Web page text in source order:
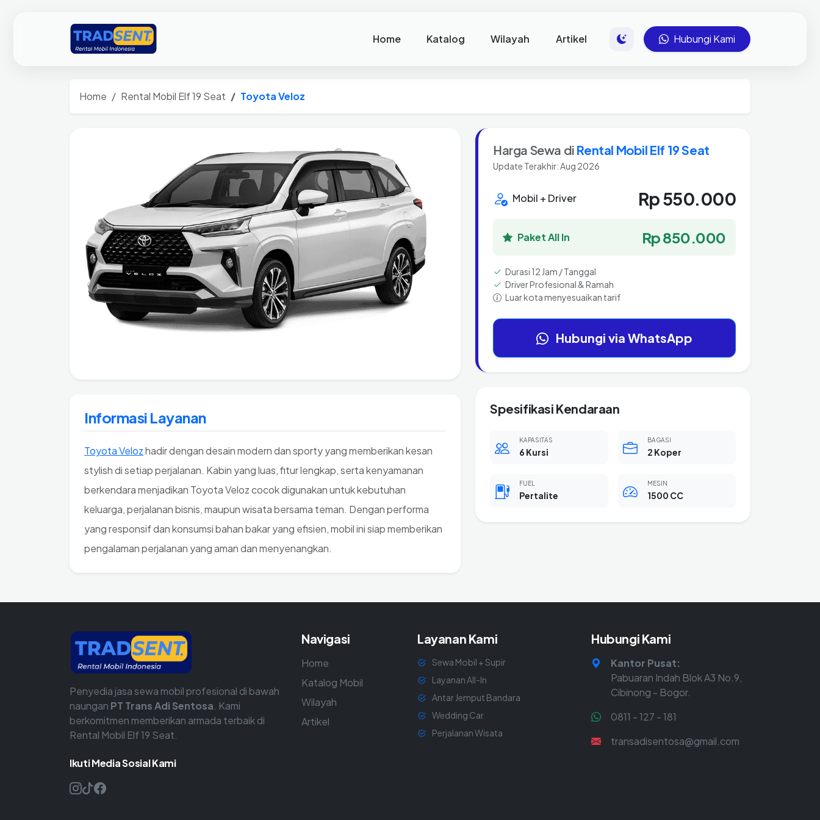
Home Katalog Wilayah Artikel Hubungi Kami
Home Rental Mobil Elf 19 Seat Toyota Veloz
Informasi Layanan
Toyota Velozhadir dengan desain modern dan sporty yang memberikan kesan
stylish di setiap perjalanan. Kabin yang luas, fitur lengkap, serta kenyamanan
berkendara menjadikan Toyota Veloz cocok digunakan untuk kebutuhan
keluarga, perjalanan bisnis, maupun wisata bersama teman. Dengan performa
yang responsif dan konsumsi bahan bakar yang efisien, mobil ini siap memberikan
pengalaman perjalanan yang aman dan menyenangkan.
Harga Sewa di Rental Mobil Elf 19 Seat
Update Terakhir: Aug 2026
Mobil + Driver Rp 550.000
Paket All In Rp 850.000
Durasi 12 Jam / Tanggal
Driver Profesional & Ramah
Luar kota menyesuaikan tarif
Hubungi via WhatsApp
Spesifikasi Kendaraan
KAPASITAS
6 Kursi
BAGASI
2 Koper
FUEL
Pertalite
MESIN
1500 CC
Penyedia jasa sewa mobil profesional di bawah
naungan PT Trans Adi Sentosa. Kami
berkomitmen memberikan armada terbaik di
Rental Mobil Elf 19 Seat.
Ikuti Media Sosial Kami
Navigasi
Home
Katalog Mobil
Wilayah
Artikel
Layanan Kami
Sewa Mobil + Supir
Layanan All-In
Antar Jemput Bandara
Wedding Car
Perjalanan Wisata
Hubungi Kami
Kantor Pusat:
Pabuaran Indah Blok A3 No.9,
Cibinong - Bogor.
0811 - 127 - 181
transadisentosa@gmail.com